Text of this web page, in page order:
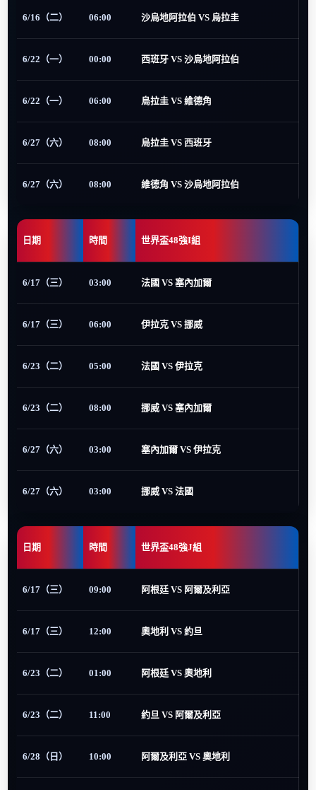
6/16（二） 06:00 沙烏地阿拉伯 VS 烏拉圭
6/22（一） 00:00 西班牙 VS 沙烏地阿拉伯
6/22（一） 06:00 烏拉圭 VS 維德角
6/27（六） 08:00 烏拉圭 VS 西班牙
6/27（六） 08:00 維德角 VS 沙烏地阿拉伯
日期 時間 世界盃48強I組
6/17（三） 03:00 法國 VS 塞內加爾
6/17（三） 06:00 伊拉克 VS 挪威
6/23（二） 05:00 法國 VS 伊拉克
6/23（二） 08:00 挪威 VS 塞內加爾
6/27（六） 03:00 塞內加爾 VS 伊拉克
6/27（六） 03:00 挪威 VS 法國
日期 時間 世界盃48強J組
6/17（三） 09:00 阿根廷 VS 阿爾及利亞
6/17（三） 12:00 奧地利 VS 約旦
6/23（二） 01:00 阿根廷 VS 奧地利
6/23（二） 11:00 約旦 VS 阿爾及利亞
6/28（日） 10:00 阿爾及利亞 VS 奧地利